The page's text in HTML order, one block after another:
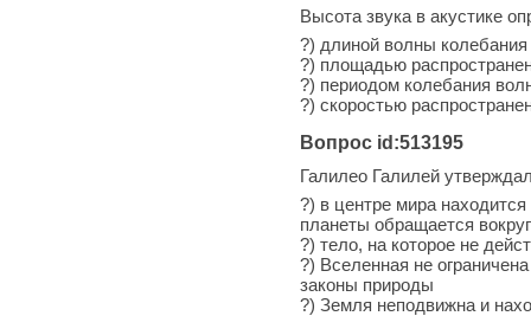
Высота звука в акустике
?) длиной волны колебания
?) площадью
?) периодом колебания
?) скоростью
Вопрос id:513195
Галилео Галилей
?) в центре мира
планеты обращается
?) тело, на которое не
?) Вселенная не
законы природы
?) Земля неподвижна и